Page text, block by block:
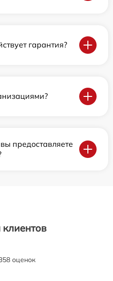
гарантия?
предоставляете
оценок